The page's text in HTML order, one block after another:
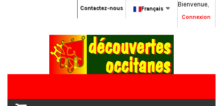
Bienvenue,
Connexion
Français
Contactez-nous